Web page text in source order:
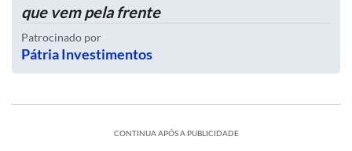
que vem pela frente
Patrocinado por
Pátria Investimentos
CONTINUA APÓS A PUBLICIDADE